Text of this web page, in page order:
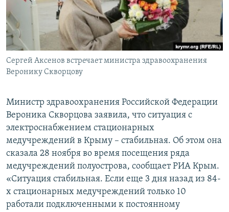
ПОБЕДИТЕЛЕЙ НЕ СУДЯТ?
КРЫМ.НЕПОКОРЕННЫЙ
ELIFBE
УКРАИНСКАЯ ПРОБЛЕМА КРЫМА
ПРИСОЕДИНЯЙТЕСЬ!
Все сайты RFE/RL
Сергей Аксенов встречает министра здравоохранения
Веронику Скворцову
Министр здравоохранения Российской Федерации
Вероника Скворцова заявила, что ситуация с
электроснабжением стационарных
медучреждений в Крыму – стабильная. Об этом она
сказала 28 ноября во время посещения ряда
медучреждений полуострова, сообщает РИА Крым.
«Ситуация стабильная. Если еще 3 дня назад из 84-
х стационарных медучреждений только 10
работали подключенными к постоянному